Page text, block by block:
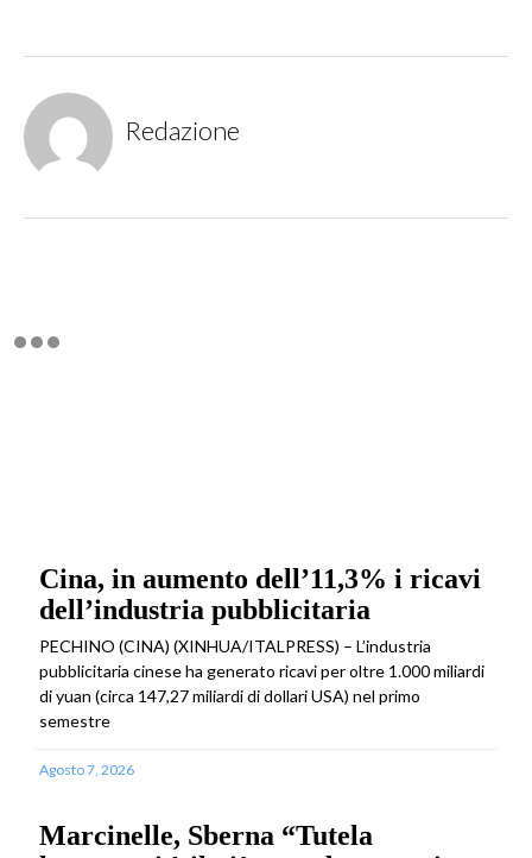
Redazione
Cina, in aumento dell’11,3% i ricavi
dell’industria pubblicitaria
PECHINO (CINA) (XINHUA/ITALPRESS) – L’industria
pubblicitaria cinese ha generato ricavi per oltre 1.000 miliardi
di yuan (circa 147,27 miliardi di dollari USA) nel primo
semestre
Agosto 7, 2026
Marcinelle, Sberna “Tutela